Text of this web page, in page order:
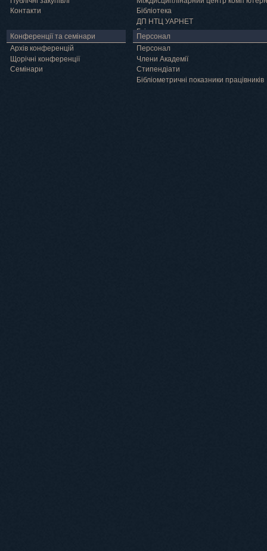
Контакти
Бібліотека
ДП НТЦ УАРНЕТ
Грід
Конференції та семінари
Архів конференцій
Щорічні конференції
Семінари
Персонал
Персонал
Члени Академії
Cтипендіати
Бібліометричні показники працівників